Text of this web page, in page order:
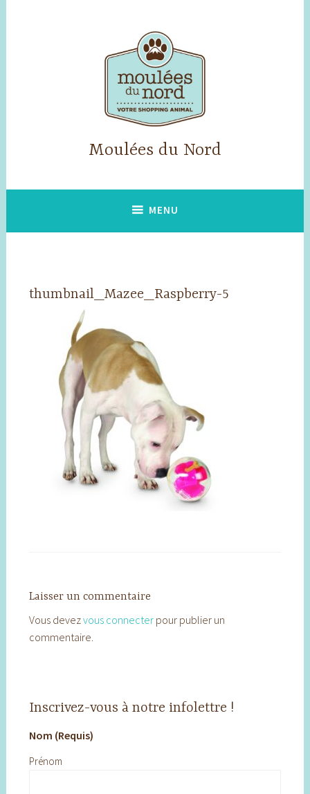
Moulées du Nord
MENU
thumbnail_Mazee_Raspberry-5
Laisser un commentaire
Vous devezvous connecterpour publier un
commentaire.
Inscrivez-vous à notre infolettre !
Nom (Requis)
Prénom